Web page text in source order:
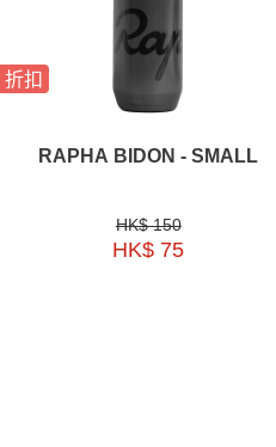
折扣
RAPHA BIDON - SMALL
HK$ 150
HK$ 75